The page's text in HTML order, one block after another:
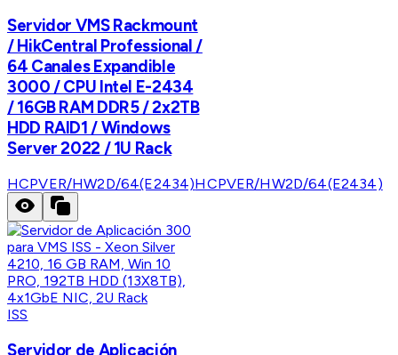
Servidor VMS Rackmount
/ HikCentral Professional /
64 Canales Expandible
3000 / CPU Intel E-2434
/ 16GB RAM DDR5 / 2x2TB
HDD RAID1 / Windows
Server 2022 / 1U Rack
HCPVER/HW2D/64(E2434)HCPVER/HW2D/64(E2434)
ISS
Servidor de Aplicación